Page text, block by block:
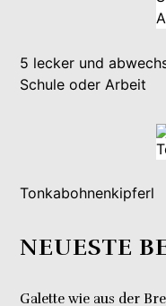
5 lecker und
Schule oder Arbeit
Tonkabohnenkipferl
NEUESTE
Galette wie aus der